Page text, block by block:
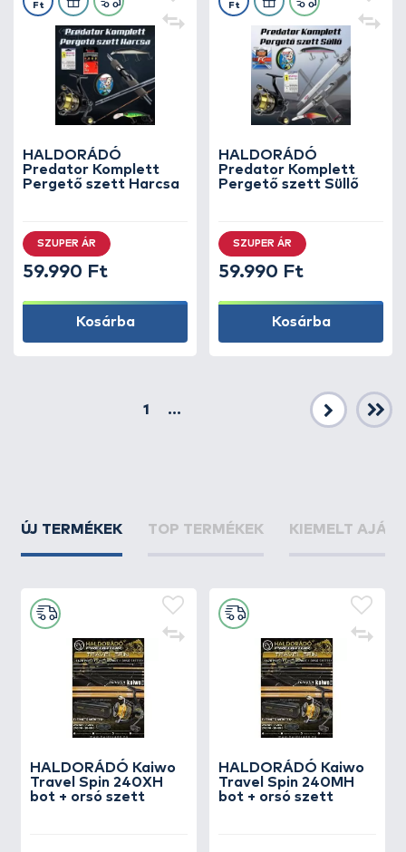
HALDORÁDÓ
Predator Komplett
Pergető szett Harcsa
Ft
SZUPER ÁR
59.990 Ft
Kosárba
HALDORÁDÓ
Predator Komplett
Pergető szett Süllő
Ft
SZUPER ÁR
59.990 Ft
Kosárba
1
...
Következő
ÚJ TERMÉKEK TOP TERMÉKEK KIEMELT
HALDORÁDÓ Kaiwo
Travel Spin 240XH
bot + orsó szett
HALDORÁDÓ Kaiwo
Travel Spin 240MH
bot + orsó szett